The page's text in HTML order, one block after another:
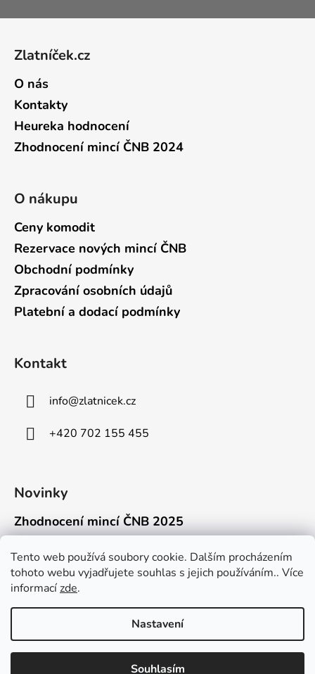
Tento web používá soubory cookie. Dalším procházením
tohoto webu vyjadřujete souhlas s jejich používáním.. Více
informacízde.
Nastavení
Souhlasím
Zlatníček.cz
O nás
Kontakty
Heureka hodnocení
Zhodnocení mincí ČNB 2024
O nákupu
Ceny komodit
Rezervace nových mincí ČNB
Obchodní podmínky
Zpracování osobních údajů
Platební a dodací podmínky
Kontakt
info@zlatnicek.cz
+420 702 155 455
Novinky
Zhodnocení mincí ČNB 2025
Připravili jsme pro vás jednoduchý a př...
Mýty o přepravě zlatých mincí mimo EU
Kdo někdy držel v ruce zlatou minci Wie...